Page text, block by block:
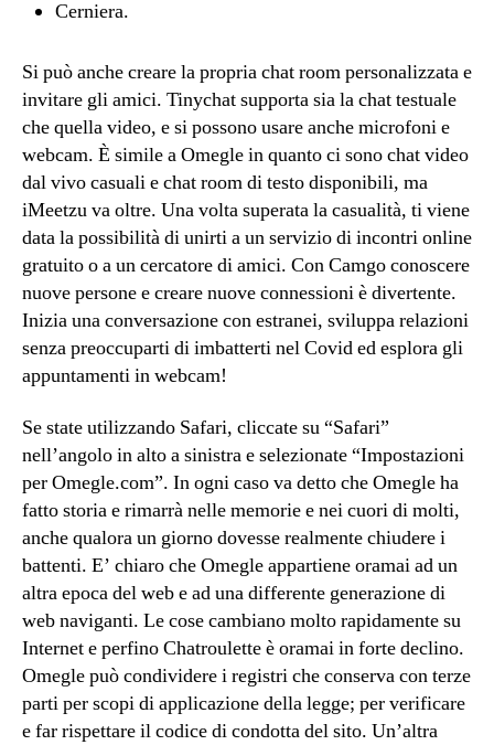
Cerniera.
Si può anche creare la propria chat room personalizzata e
invitare gli amici. Tinychat supporta sia la chat testuale
che quella video, e si possono usare anche microfoni e
webcam. È simile a Omegle in quanto ci sono chat video
dal vivo casuali e chat room di testo disponibili, ma
iMeetzu va oltre. Una volta superata la casualità, ti viene
data la possibilità di unirti a un servizio di incontri online
gratuito o a un cercatore di amici. Con Camgo conoscere
nuove persone e creare nuove connessioni è divertente.
Inizia una conversazione con estranei, sviluppa relazioni
senza preoccuparti di imbatterti nel Covid ed esplora gli
appuntamenti in webcam!
Se state utilizzando Safari, cliccate su “Safari”
nell’angolo in alto a sinistra e selezionate “Impostazioni
per Omegle.com”. In ogni caso va detto che Omegle ha
fatto storia e rimarrà nelle memorie e nei cuori di molti,
anche qualora un giorno dovesse realmente chiudere i
battenti. E’ chiaro che Omegle appartiene oramai ad un
altra epoca del web e ad una differente generazione di
web naviganti. Le cose cambiano molto rapidamente su
Internet e perfino Chatroulette è oramai in forte declino.
Omegle può condividere i registri che conserva con terze
parti per scopi di applicazione della legge; per verificare
e far rispettare il codice di condotta del sito. Un’altra